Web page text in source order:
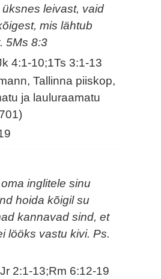
leivast, vaid
mis lähtub
5Ms 8:3
4:1-10;1Ts 3:1-13
Tallinna piiskop,
ja lauluraamatu
inglitele sinu
hoida kõigil su
kannavad sind, et
lööks vastu kivi. Ps.
2:1-13;Rm 6:12-19